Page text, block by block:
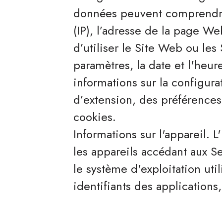
données peuvent
(IP), l’adresse de la page
d’utiliser le Site Web ou
paramètres, la date et
informations sur la
d’extension, des
cookies.
Informations sur l'appareil.
les appareils accédant aux
le système d'exploitation
identifiants des